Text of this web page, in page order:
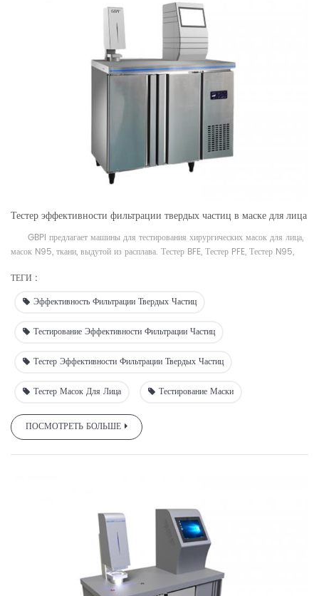
Тестер эффективности фильтрации твердых частиц в маске для лица
GBPI предлагает машины для тестирования хирургических масок для лица,
масок N95, ткани, выдутой из расплава. Тестер BFE, Тестер PFE, Тестер N95,
ТЕГИ :
Эффективность Фильтрации Твердых Частиц
Тестирование Эффективности Фильтрации Частиц
Тестер Эффективности Фильтрации Твердых Частиц
Тестер Масок Для Лица Тестирование Маски
ПОСМОТРЕТЬ БОЛЬШЕ